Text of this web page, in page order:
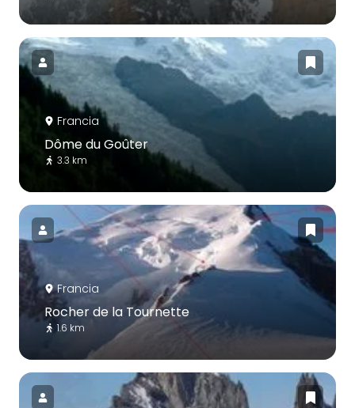
Francia
Dôme du Goûter
3.3 km
Francia
Rocher de la Tournette
1.6 km